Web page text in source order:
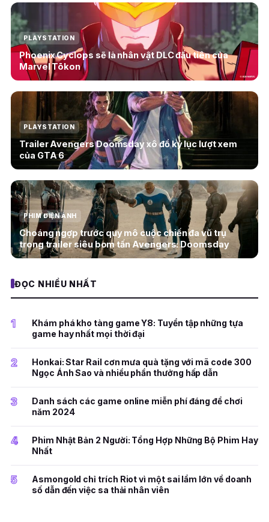
PLAYSTATION
Phoenix Cyclops sẽ là nhân vật DLC đầu tiên của
Marvel Tōkon
PLAYSTATION
Trailer Avengers Doomsday xô đổ kỷ lục lượt xem
của GTA 6
PHIM ĐIỆN ẢNH
Choáng ngợp trước quy mô cuộc chiến đa vũ trụ
trong trailer siêu bom tấn Avengers: Doomsday
ĐỌC NHIỀU NHẤT
1
Khám phá kho tàng game Y8: Tuyển tập những tựa
game hay nhất mọi thời đại
2
Honkai: Star Rail cơn mưa quà tặng với mã code 300
Ngọc Ánh Sao và nhiều phần thưởng hấp dẫn
3
Danh sách các game online miễn phí đáng để chơi
năm 2024
4
Phim Nhật Bản 2 Người: Tổng Hợp Những Bộ Phim Hay
Nhất
5
Asmongold chỉ trích Riot vì một sai lầm lớn về doanh
số dẫn đến việc sa thải nhân viên